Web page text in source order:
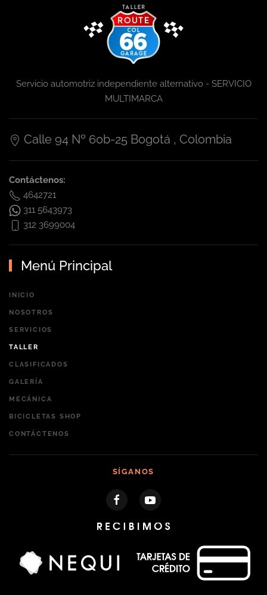
Servicio automotriz independiente alternativo - SERVICIO
MULTIMARCA
Calle 94 Nº 60b-25 Bogotá , Colombia
Contáctenos:
4642721
311 5643973
312 3699004
Menú Principal
INICIO
NOSOTROS
SERVICIOS
TALLER
CLASIFICADOS
GALERÍA
MECÁNICA
BICICLETAS SHOP
CONTÁCTENOS
SÍGANOS